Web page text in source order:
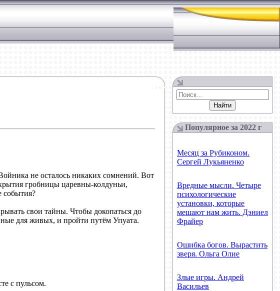
не осталось никаких сомнений. Вот
гробницы царевны-колдуньи,
события?
свои тайны. Чтобы докопаться до
для живых, и пройти путём Упуата.
с пульсом.
Популярное за 2022 г
Месяц за Рубиконом.
Сергей Лукьяненко
Вредные мысли. Четыре
психологические
установки, которые
мешают нам жить. Дэниел
Фрайер
Ошибка богов. Вырастить
зверя. Ольга Олие
Злые игры. Андрей
Васильев